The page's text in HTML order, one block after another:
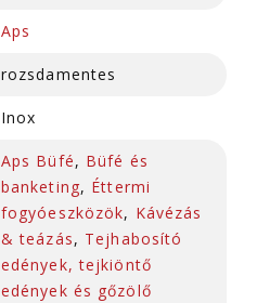
Aps
rozsdamentes
Inox
Aps Büfé, Büfé és
banketing, Éttermi
fogyóeszközök, Kávézás
& teázás, Tejhabosító
edények, tejkiöntő
edények és gőzölő